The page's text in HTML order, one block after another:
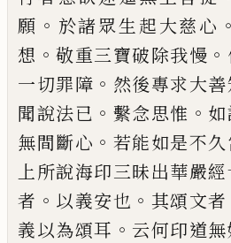
願 。 於諸眾生起大慈心 。
想 。敬重三寶破除我慢 。
一切罪障 。 然後專求大善
聞說法已 。 繫念思惟 。
無間斷心 。 若能如是不
上所說海印三昧出華嚴
者 。 以義安也 。 其頌文者
義以為頌耳 。 云何印道